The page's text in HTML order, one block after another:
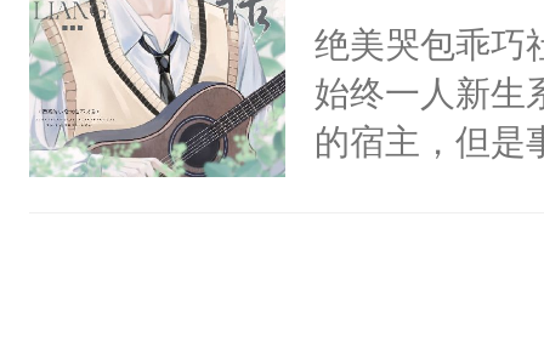
不出去啊
嘴硬心软、宠
他才发现：他
氓，本体是全
来想逗逗人类
绝美哭包乖巧
始终一人新生
的宿主，但